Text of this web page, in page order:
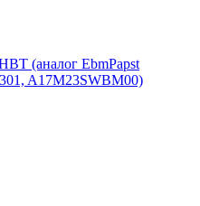
(аналог EbmPapst
A17M23SWBM00)